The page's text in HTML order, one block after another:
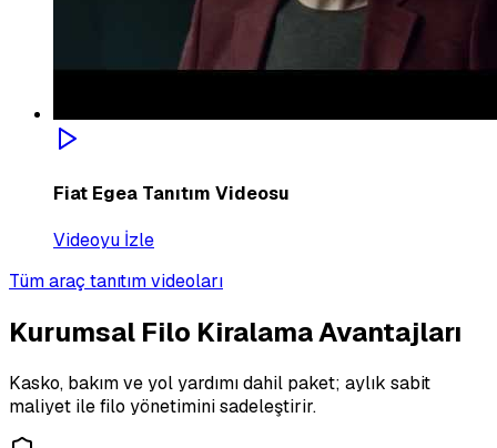
Fiat Egea Tanıtım Videosu
Videoyu İzle
Tüm araç tanıtım videoları
Kurumsal Filo Kiralama Avantajları
Kasko, bakım ve yol yardımı dahil paket; aylık sabit
maliyet ile filo yönetimini sadeleştirir.